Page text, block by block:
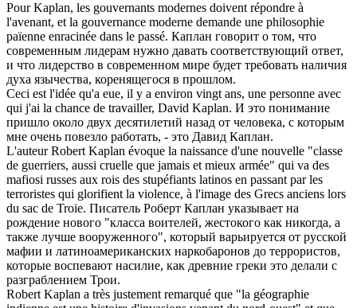
PourKaplan, les gouvernants modernes doivent répondre à
l'avenant, et la gouvernance moderne demande une philosophie
païenne enracinée dans le passé. Каплан говорит о том, что
современным лидерам нужно давать соответствующий ответ,
и что лидерство в современном мире будет требовать наличия
духа язычества, коренящегося в прошлом.
Ceci est l'idée qu'a eue, il y a environ vingt ans, une personne avec
qui j'ai la chance de travailler, David Kaplan. И это понимание
пришло около двух десятилетий назад от человека, с которым
мне очень повезло работать, - это Давид Каплан.
L'auteur Robert Kaplan évoque la naissance d'une nouvelle "classe
de guerriers, aussi cruelle que jamais et mieux armée" qui va des
mafiosi russes aux rois des stupéfiants latinos en passant par les
terroristes qui glorifient la violence, à l'image des Grecs anciens lors
du sac de Troie. Писатель Роберт Каплан указывает на
рождение нового "класса воителей, жестокого как никогда, а
также лучше вооруженного", который варьируется от русской
мафии и латиноамериканских наркобаронов до террористов,
которые воспевают насилие, как древние греки это делали с
разграблением Трои.
Robert Kaplan a très justement remarqué que "la géographie